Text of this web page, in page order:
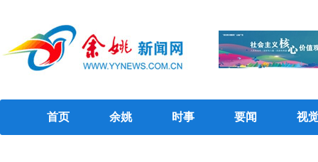
首页 余姚 时事 要闻 视